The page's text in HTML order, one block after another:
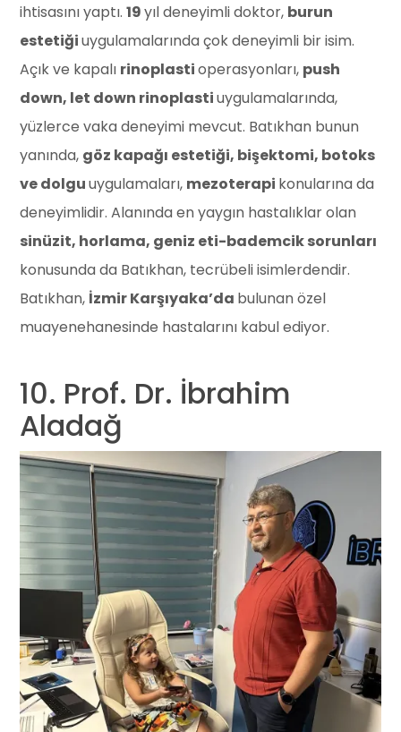
ihtisasını yaptı.19yıl deneyimli doktor, burun
estetiğiuygulamalarında çok deneyimli bir isim.
Açık ve kapalı rinoplastioperasyonları, push
down, let down rinoplastiuygulamalarında,
yüzlerce vaka deneyimi mevcut. Batıkhan bunun
yanında, göz kapağı estetiği, bişektomi, botoks
ve dolguuygulamaları, mezoterapi konularına da
deneyimlidir. Alanında en yaygın hastalıklar olan
sinüzit, horlama, geniz eti-bademcik sorunları
konusunda da Batıkhan, tecrübeli isimlerdendir.
Batıkhan, İzmir Karşıyaka’da bulunan özel
muayenehanesinde hastalarını kabul ediyor.
10. Prof. Dr. İbrahim
Aladağ